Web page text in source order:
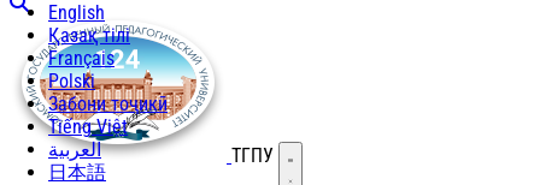
English
Қазақ тілі
Français
Polski
Забони тоҷикӣ
Tiếng Việt
العربية
日本語
ТГПУ Открыть меню